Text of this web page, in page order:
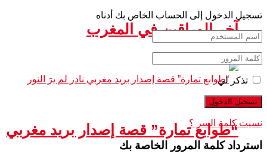
آخر الوراقين في المغرب
“طوابع تمارة” قصة إصدار بريد مغربي
تسجيل الدخول إلى الحساب الخاص بك أدناه
تذكر لي
نسيت كلمة السر ؟
استرداد كلمة المرور الخاصة بك